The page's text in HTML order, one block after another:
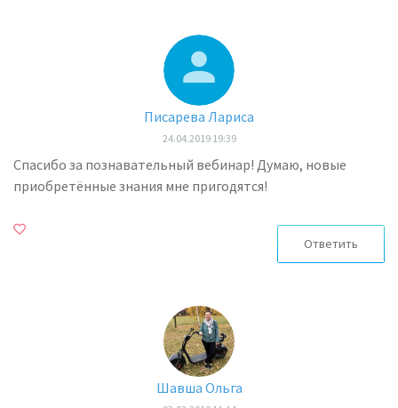
Писарева Лариса
24.04.2019 19:39
Спасибо за познавательный вебинар! Думаю, новые
приобретённые знания мне пригодятся!
Ответить
Шавша Ольга